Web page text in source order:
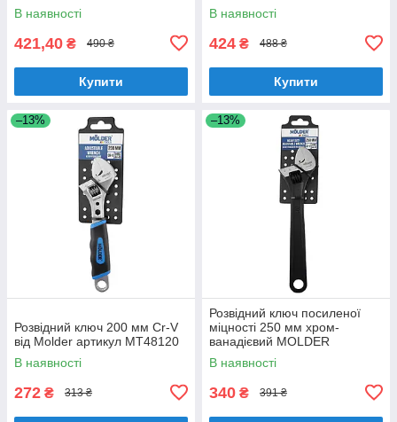
В наявності
421,40 ₴ 490 ₴
Купити
В наявності
424 ₴ 488 ₴
Купити
–13%
Розвідний ключ 200 мм Cr-V
від Molder артикул MT48120
В наявності
272 ₴ 313 ₴
–13%
Розвідний ключ посиленої
міцності 250 мм хром-
ванадієвий MOLDER
(MT48025)
В наявності
340 ₴ 391 ₴